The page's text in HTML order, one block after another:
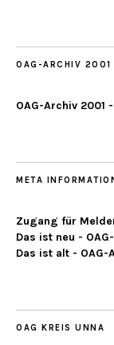
OAG-ARCHIV
OAG-Archiv 2001
META
Zugang für
Das ist neu -
Das ist alt - OAG-
OAG KREIS UNNA